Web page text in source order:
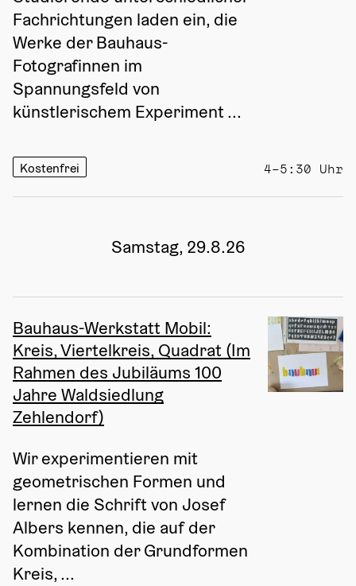
Fachrichtungen laden ein, die
Werke der Bauhaus-
Fotografinnen im
Spannungsfeld von
künstlerischem Experiment ...
Kostenfrei 4–5:30 Uhr
Samstag, 29.8.26
Bauhaus-Werkstatt Mobil:
Kreis, Viertelkreis, Quadrat (Im
Rahmen des Jubiläums 100
Jahre Waldsiedlung
Zehlendorf)
Wir experimentieren mit
geometrischen Formen und
lernen die Schrift von Josef
Albers kennen, die auf der
Kombination der Grundformen
Kreis, ...